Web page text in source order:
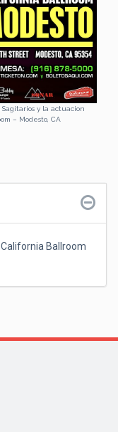
y la actuacion
– Modesto, CA
Ballroom